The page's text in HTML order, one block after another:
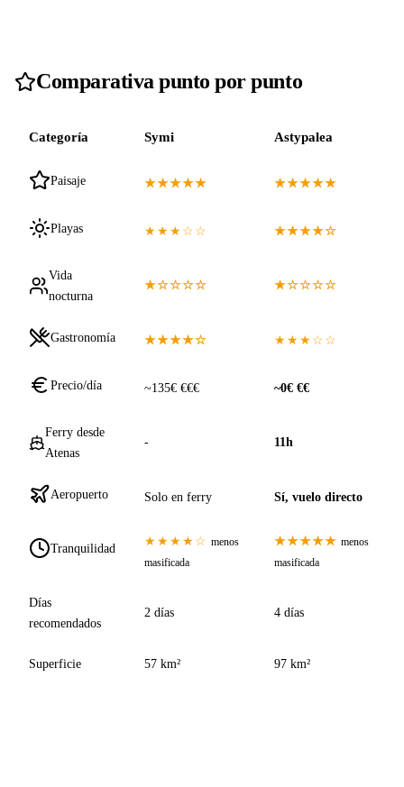
Comparativa punto por punto
Categoría Symi Astypalea
Paisaje ★★★★★ ★★★★★
Playas ★★★☆☆ ★★★★☆
Vida
nocturna
★☆☆☆☆ ★☆☆☆☆
Gastronomía ★★★★☆ ★★★☆☆
Precio/día ~135€ €€€ ~0€ €€
Ferry desde
Atenas
- 11h
Aeropuerto Solo en ferry Sí, vuelo directo
Tranquilidad ★★★★☆ menos
masificada
★★★★★ menos
masificada
Días
recomendados
2 días 4 días
Superficie 57 km² 97 km²